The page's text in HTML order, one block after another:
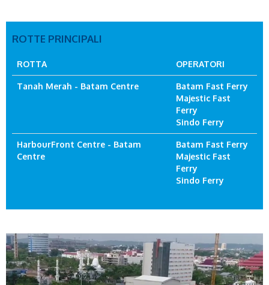
ROTTE PRINCIPALI
ROTTA OPERATORI
Tanah Merah - Batam Centre
Batam Fast Ferry
Majestic Fast
Ferry
Sindo Ferry
HarbourFront Centre - Batam
Centre
Batam Fast Ferry
Majestic Fast
Ferry
Sindo Ferry